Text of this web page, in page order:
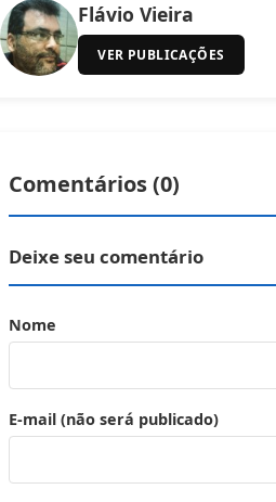
Flávio Vieira
VER PUBLICAÇÕES
Comentários (0)
Deixe seu comentário
Nome
E-mail (não será publicado)